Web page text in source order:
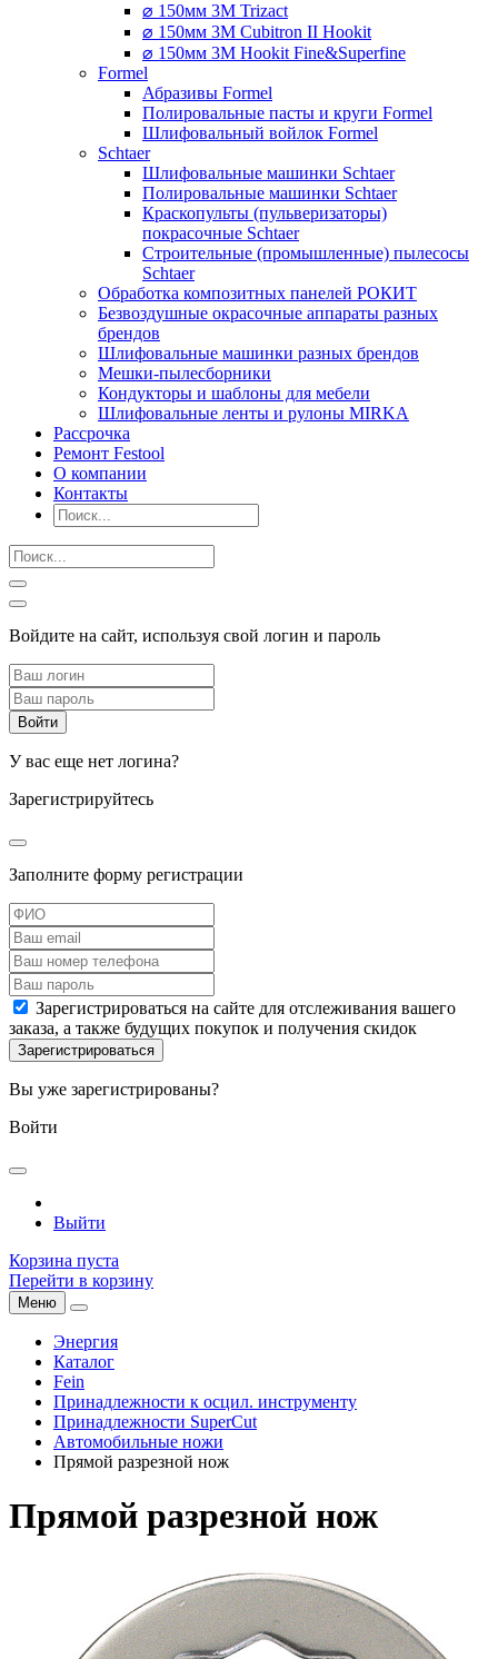
⌀ 150мм 3M Trizact
⌀ 150мм 3M Cubitron II Hookit
⌀ 150мм 3M Hookit Fine&Superfine
Formel
Абразивы Formel
Полировальные пасты и круги Formel
Шлифовальный войлок Formel
Schtaer
Шлифовальные машинки Schtaer
Полировальные машинки Schtaer
Краскопульты (пульверизаторы)
покрасочные Schtaer
Строительные (промышленные) пылесосы
Schtaer
Обработка композитных панелей РОКИТ
Безвоздушные окрасочные аппараты разных
брендов
Шлифовальные машинки разных брендов
Мешки-пылесборники
Кондукторы и шаблоны для мебели
Шлифовальные ленты и рулоны MIRKA
Рассрочка
Ремонт Festool
О компании
Контакты
Войдите на сайт, используя свой логин и пароль
У вас еще нет логина?
Зарегистрируйтесь
Заполните форму регистрации
Зарегистрироваться на сайте для отслеживания вашего
заказа, а также будущих покупок и получения скидок
Вы уже зарегистрированы?
Войти
Выйти
Корзина пуста
Перейти в корзину
Меню
Энергия
Каталог
Fein
Принадлежности к осцил. инструменту
Принадлежности SuperCut
Автомобильные ножи
Прямой разрезной нож
Прямой разрезной нож